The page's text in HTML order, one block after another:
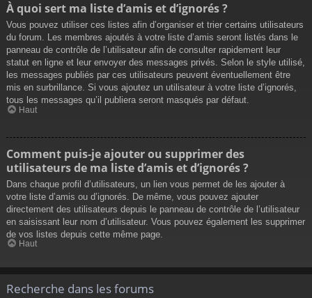
À quoi sert ma liste d’amis et d’ignorés ?
Vous pouvez utiliser ces listes afin d’organiser et trier certains utilisateurs
du forum. Les membres ajoutés à votre liste d’amis seront listés dans le
panneau de contrôle de l’utilisateur afin de consulter rapidement leur
statut en ligne et leur envoyer des messages privés. Selon le style utilisé,
les messages publiés par ces utilisateurs peuvent éventuellement être
mis en surbrillance. Si vous ajoutez un utilisateur à votre liste d’ignorés,
tous les messages qu’il publiera seront masqués par défaut.
Haut
Comment puis-je ajouter ou supprimer des
utilisateurs de ma liste d’amis et d’ignorés ?
Dans chaque profil d’utilisateurs, un lien vous permet de les ajouter à
votre liste d’amis ou d’ignorés. De même, vous pouvez ajouter
directement des utilisateurs depuis le panneau de contrôle de l’utilisateur
en saisissant leur nom d’utilisateur. Vous pouvez également les supprimer
de vos listes depuis cette même page.
Haut
Recherche dans les forums